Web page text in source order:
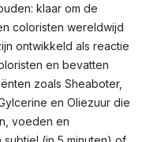
klaar om de
coloristen wereldwijd
ontwikkeld als reactie
en bevatten
zoals Sheaboter,
en Oliezuur die
voeden en